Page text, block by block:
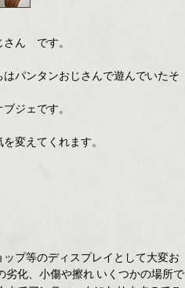
ん です。
パンタンおじさんで遊んでいたそ
ジェです。
変えてくれます。
プ等のディスプレイとして大変お
化、小傷や擦れ いくつかの場所で